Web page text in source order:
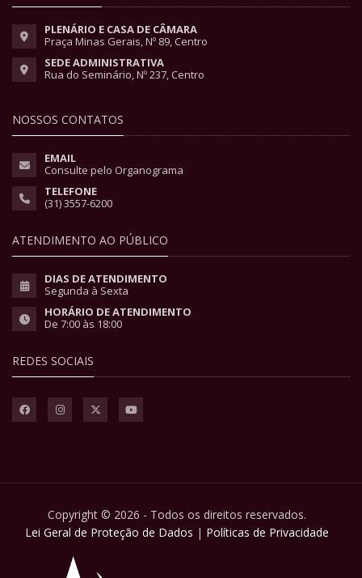
PLENÁRIO E CASA DE CÂMARA
Praça Minas Gerais, Nº 89, Centro
SEDE ADMINISTRATIVA
Rua do Seminário, Nº 237, Centro
NOSSOS CONTATOS
EMAIL
Consulte pelo Organograma
TELEFONE
(31) 3557-6200
ATENDIMENTO AO PÚBLICO
DIAS DE ATENDIMENTO
Segunda à Sexta
HORÁRIO DE ATENDIMENTO
De 7:00 às 18:00
REDES SOCIAIS
Copyright © 2026 - Todos os direitos reservados.
Lei Geral de Proteção de Dados | Políticas de Privacidade